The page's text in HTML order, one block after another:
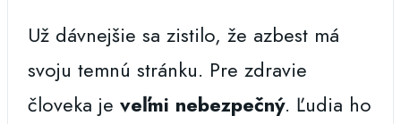
Už dávnejšie sa zistilo, že azbest má
svoju temnú stránku. Pre zdravie
človeka je veľmi nebezpečný. Ľudia ho